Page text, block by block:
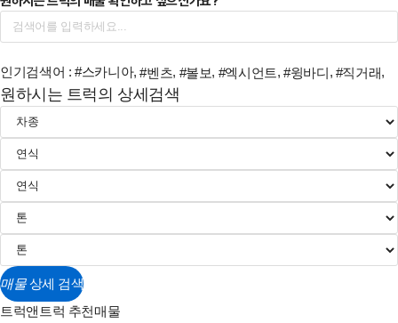
거래
플랫폼
인기검색어 : #스카니아,#벤츠, #볼보, #엑시언트, #윙바디, #직거래,
원하시는 트럭의 상세검색
매물상세 검색
트럭앤트럭 추천매물